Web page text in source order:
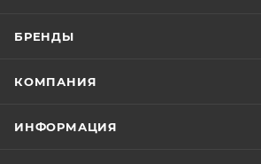
БРЕНДЫ
КОМПАНИЯ
ИНФОРМАЦИЯ